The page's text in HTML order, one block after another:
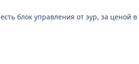
есть блок управления от эур, за ценой